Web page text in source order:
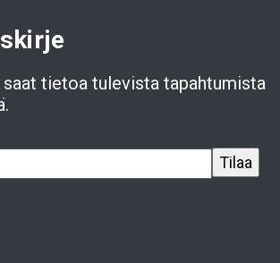
tietoa tulevista tapahtumista